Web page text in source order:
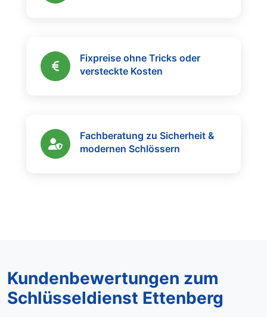
Fixpreise ohne Tricks oder
versteckte Kosten
Fachberatung zu Sicherheit &
modernen Schlössern
Kundenbewertungen zum
Schlüsseldienst Ettenberg